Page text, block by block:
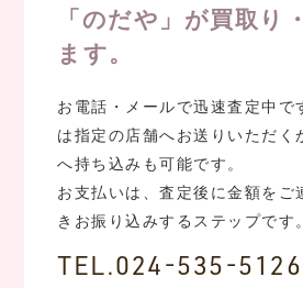
「のだや」が買取り
ます。
お電話・メールで迅速査定中で
は指定の店舗へお送りいただく
へ持ち込みも可能です。
お支払いは、査定後に金額をご
きお振り込みするステップです。
TEL.024-535-5126